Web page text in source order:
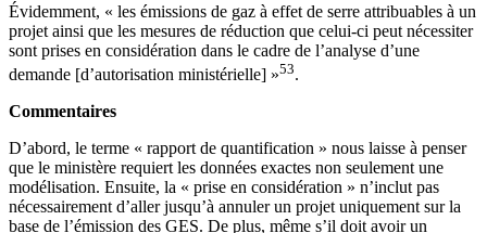
Évidemment, « les émissions de gaz à effet de serre attribuables à un
projet ainsi que les mesures de réduction que celui-ci peut nécessiter
sont prises en considération dans le cadre de l’analyse d’une
demande [d’autorisation ministérielle] »53.
Commentaires
D’abord, le terme « rapport de quantification » nous laisse à penser
que le ministère requiert les données exactes non seulement une
modélisation. Ensuite, la « prise en considération » n’inclut pas
nécessairement d’aller jusqu’à annuler un projet uniquement sur la
base de l’émission des GES. De plus, même s’il doit avoir un